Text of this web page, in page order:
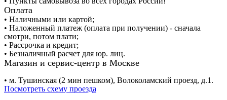
Оплата
• Наличными или картой;
• Наложенный платеж (оплата при получении) - сначала
смотри, потом плати;
• Рассрочка и кредит;
• Безналичный расчет для юр. лиц.
Магазин и сервис-центр в Москве
• м. Тушинская (2 мин пешком), Волоколамский проезд, д.1.
Посмотреть схему проезда